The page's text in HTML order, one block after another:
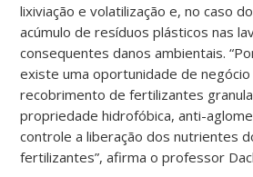
lixiviação e volatilização e, no caso
acúmulo de resíduos plásticos nas
consequentes danos ambientais.
existe uma oportunidade de negócio
recobrimento de fertilizantes
propriedade hidrofóbica, anti-
controle a liberação dos nutrientes
fertilizantes”, afirma o professor